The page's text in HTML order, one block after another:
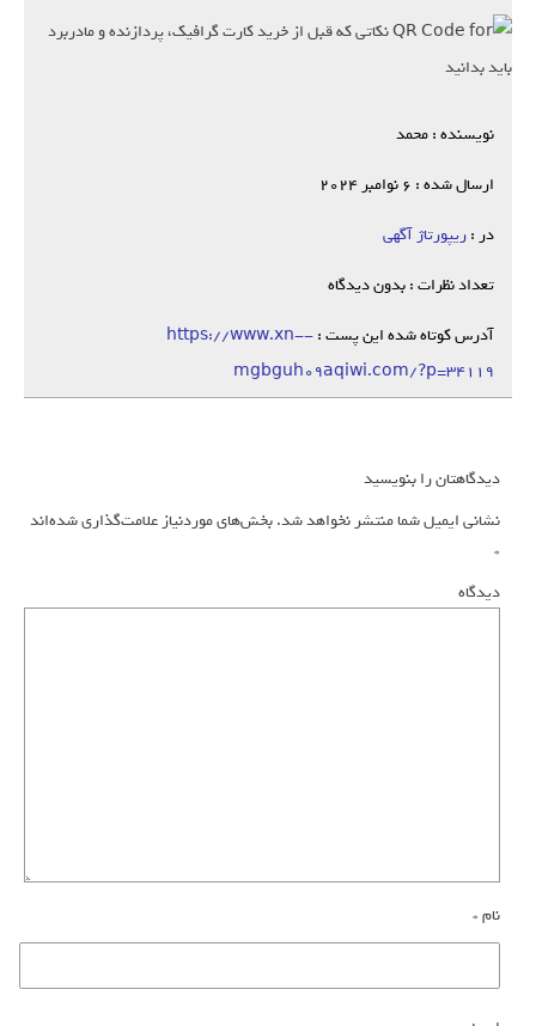
نویسنده : محمد
ارسال شده : 6 نوامبر 2024
در :ریپورتاژ آگهی
تعداد نظرات : بدون دیدگاه
آدرس کوتاه شده این پست :https://www.xn--
mgbguh09aqiwi.com/?p=34119
دیدگاهتان را بنویسید
نشانی ایمیل شما منتشر نخواهد شد.بخش‌های موردنیاز علامت‌گذاری شده‌اند
*
دیدگاه
نام*